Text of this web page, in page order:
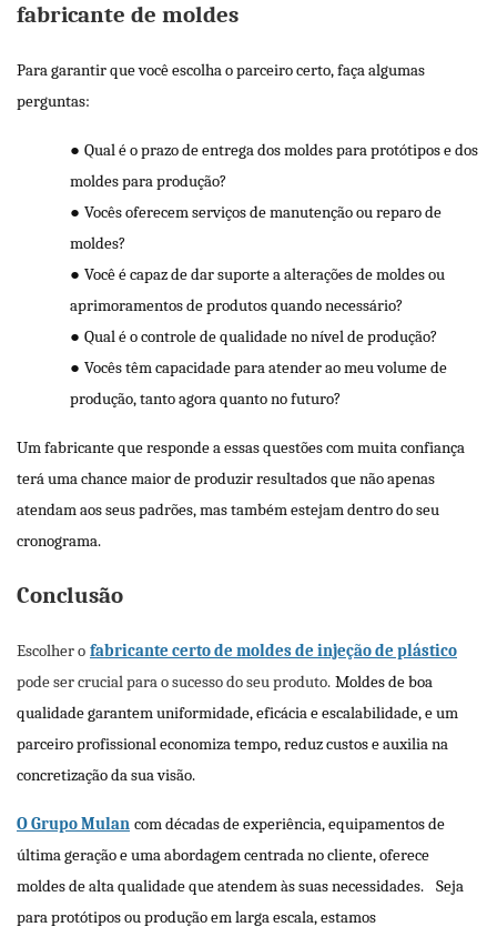
fabricante de moldes
Para garantir que você escolha o parceiro certo, faça algumas
perguntas:
● Qual é o prazo de entrega dos moldes para protótipos e dos
moldes para produção?
● Vocês oferecem serviços de manutenção ou reparo de
moldes?
● Você é capaz de dar suporte a alterações de moldes ou
aprimoramentos de produtos quando necessário?
● Qual é o controle de qualidade no nível de produção?
● Vocês têm capacidade para atender ao meu volume de
produção, tanto agora quanto no futuro?
Um fabricante que responde a essas questões com muita confiança
terá uma chance maior de produzir resultados que não apenas
atendam aos seus padrões, mas também estejam dentro do seu
cronograma.
Conclusão
Escolher o fabricante certo de moldes de injeção de plástico
pode ser crucial para o sucesso do seu produto. Moldes de boa
qualidade garantem uniformidade, eficácia e escalabilidade, e um
parceiro profissional economiza tempo, reduz custos e auxilia na
concretização da sua visão.
O Grupo Mulan com décadas de experiência, equipamentos de
última geração e uma abordagem centrada no cliente, oferece
moldes de alta qualidade que atendem às suas necessidades.
Seja
para protótipos ou produção em larga escala, estamos